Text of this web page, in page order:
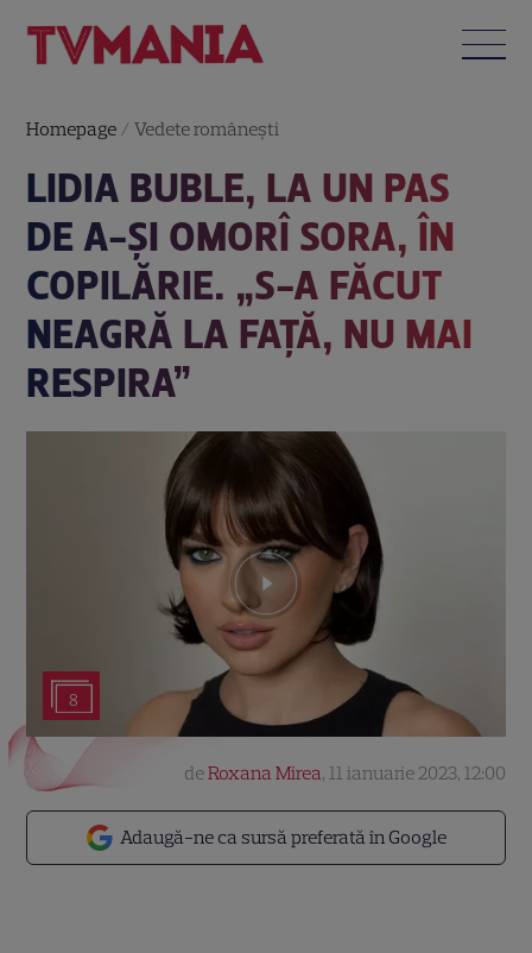
Homepage /Vedete româneşti
LIDIA BUBLE, LA UN PAS
DE A-ȘI OMORÎ SORA, ÎN
COPILĂRIE. „S-A FĂCUT
NEAGRĂ LA FAȚĂ, NU MAI
RESPIRA”
8
Adaugă-ne ca sursă preferată în Google
deRoxana Mirea, 11 ianuarie 2023, 12:00